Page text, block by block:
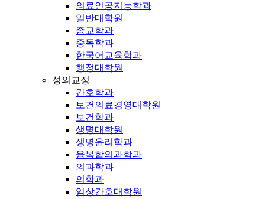
의료인공지능학과
일반대학원
종교학과
중독학과
한국어교육학과
행정대학원
성의교정
간호학과
보건의료경영대학원
보건학과
생명대학원
생명윤리학과
융복합의과학과
의과학과
의학과
임상간호대학원